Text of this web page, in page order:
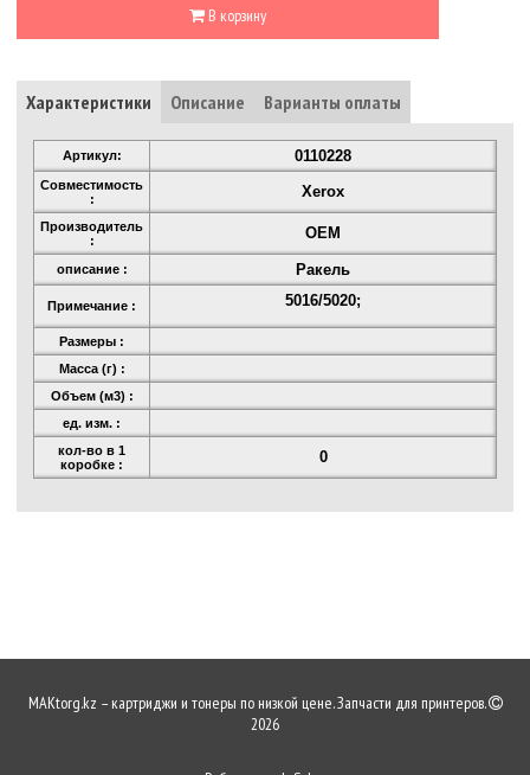
В корзину
Характеристики Описание Варианты оплаты
Артикул: 0110228
Совместимость
:
Xerox
Производитель
:
OEM
описание : Ракель
Примечание : 5016/5020;
Размеры :
Масса (г) :
Объем (м3) :
ед. изм. :
кол-во в 1
коробке :
0
MAKtorg.kz – картриджи и тонеры по низкой цене. Запчасти для принтеров.
2026